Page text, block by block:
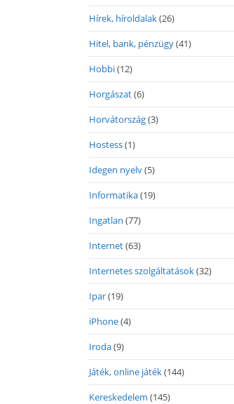
Hírek, híroldalak(26)
Hitel, bank, pénzügy(41)
Hobbi(12)
Horgászat(6)
Horvátország(3)
Hostess(1)
Idegen nyelv(5)
Informatika(19)
Ingatlan (77)
Internet(63)
Internetes szolgáltatások(32)
Ipar(19)
iPhone(4)
Iroda(9)
Játék, online játék(144)
Kereskedelem (145)